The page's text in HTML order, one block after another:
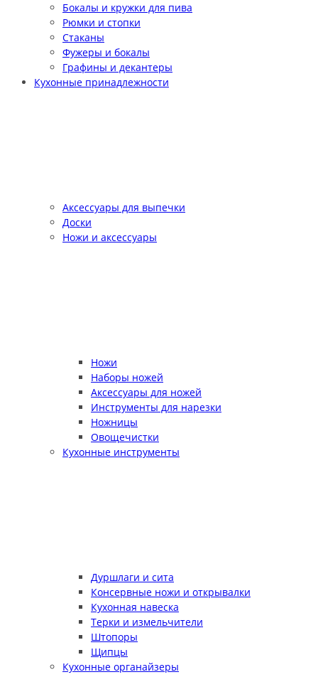
Бокалы и кружки для пива
Рюмки и стопки
Стаканы
Фужеры и бокалы
Графины и декантеры
Кухонные принадлежности
Аксессуары для выпечки
Доски
Ножи и аксессуары
Ножи
Наборы ножей
Аксессуары для ножей
Инструменты для нарезки
Ножницы
Овощечистки
Кухонные инструменты
Дуршлаги и сита
Консервные ножи и открывалки
Кухонная навеска
Терки и измельчители
Штопоры
Щипцы
Кухонные органайзеры